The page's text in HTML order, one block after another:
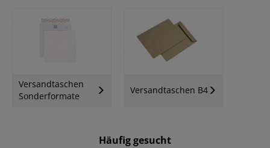
Versandtaschen
Sonderformate
Versandtaschen B4
Häufig gesucht